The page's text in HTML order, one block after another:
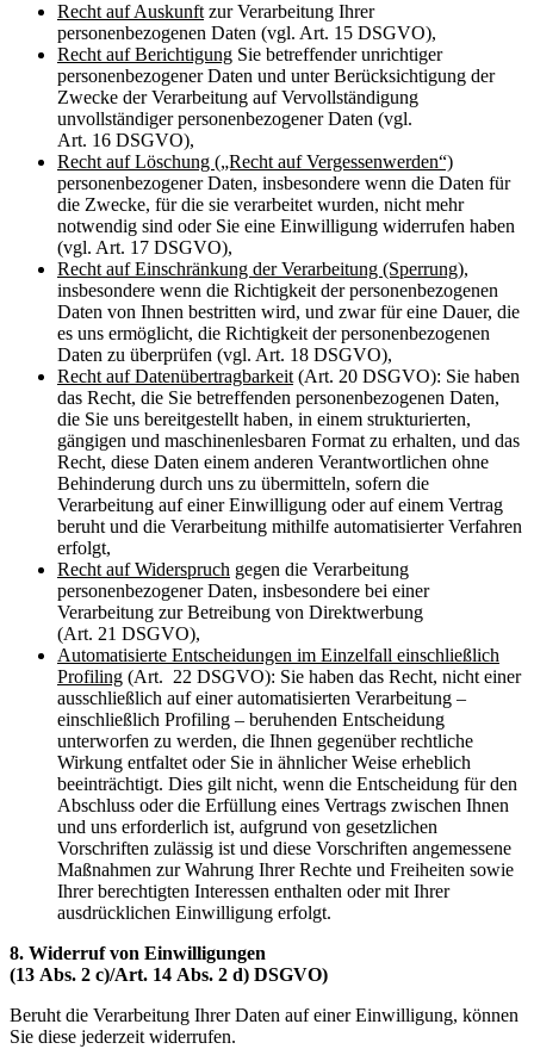
Recht auf Auskunft zur Verarbeitung Ihrer
personenbezogenen Daten (vgl. Art. 15 DSGVO),
Recht auf Berichtigung Sie betreffender unrichtiger
personenbezogener Daten und unter Berücksichtigung der
Zwecke der Verarbeitung auf Vervollständigung
unvollständiger personenbezogener Daten (vgl.
Art. 16 DSGVO),
Recht auf Löschung („Recht auf Vergessenwerden“)
personenbezogener Daten, insbesondere wenn die Daten für
die Zwecke, für die sie verarbeitet wurden, nicht mehr
notwendig sind oder Sie eine Einwilligung widerrufen haben
(vgl. Art. 17 DSGVO),
Recht auf Einschränkung der Verarbeitung (Sperrung),
insbesondere wenn die Richtigkeit der personenbezogenen
Daten von Ihnen bestritten wird, und zwar für eine Dauer, die
es uns ermöglicht, die Richtigkeit der personenbezogenen
Daten zu überprüfen (vgl. Art. 18 DSGVO),
Recht auf Datenübertragbarkeit (Art. 20 DSGVO): Sie haben
das Recht, die Sie betreffenden personenbezogenen Daten,
die Sie uns bereitgestellt haben, in einem strukturierten,
gängigen und maschinenlesbaren Format zu erhalten, und das
Recht, diese Daten einem anderen Verantwortlichen ohne
Behinderung durch uns zu übermitteln, sofern die
Verarbeitung auf einer Einwilligung oder auf einem Vertrag
beruht und die Verarbeitung mithilfe automatisierter Verfahren
erfolgt,
Recht auf Widerspruch gegen die Verarbeitung
personenbezogener Daten, insbesondere bei einer
Verarbeitung zur Betreibung von Direktwerbung
(Art. 21 DSGVO),
Automatisierte Entscheidungen im Einzelfall einschließlich
Profiling (Art. 22 DSGVO): Sie haben das Recht, nicht einer
ausschließlich auf einer automatisierten Verarbeitung –
einschließlich Profiling – beruhenden Entscheidung
unterworfen zu werden, die Ihnen gegenüber rechtliche
Wirkung entfaltet oder Sie in ähnlicher Weise erheblich
beeinträchtigt. Dies gilt nicht, wenn die Entscheidung für den
Abschluss oder die Erfüllung eines Vertrags zwischen Ihnen
und uns erforderlich ist, aufgrund von gesetzlichen
Vorschriften zulässig ist und diese Vorschriften angemessene
Maßnahmen zur Wahrung Ihrer Rechte und Freiheiten sowie
Ihrer berechtigten Interessen enthalten oder mit Ihrer
ausdrücklichen Einwilligung erfolgt.
8. Widerruf von Einwilligungen
(13 Abs. 2 c)/Art. 14 Abs. 2 d) DSGVO)
Beruht die Verarbeitung Ihrer Daten auf einer Einwilligung, können
Sie diese jederzeit widerrufen.